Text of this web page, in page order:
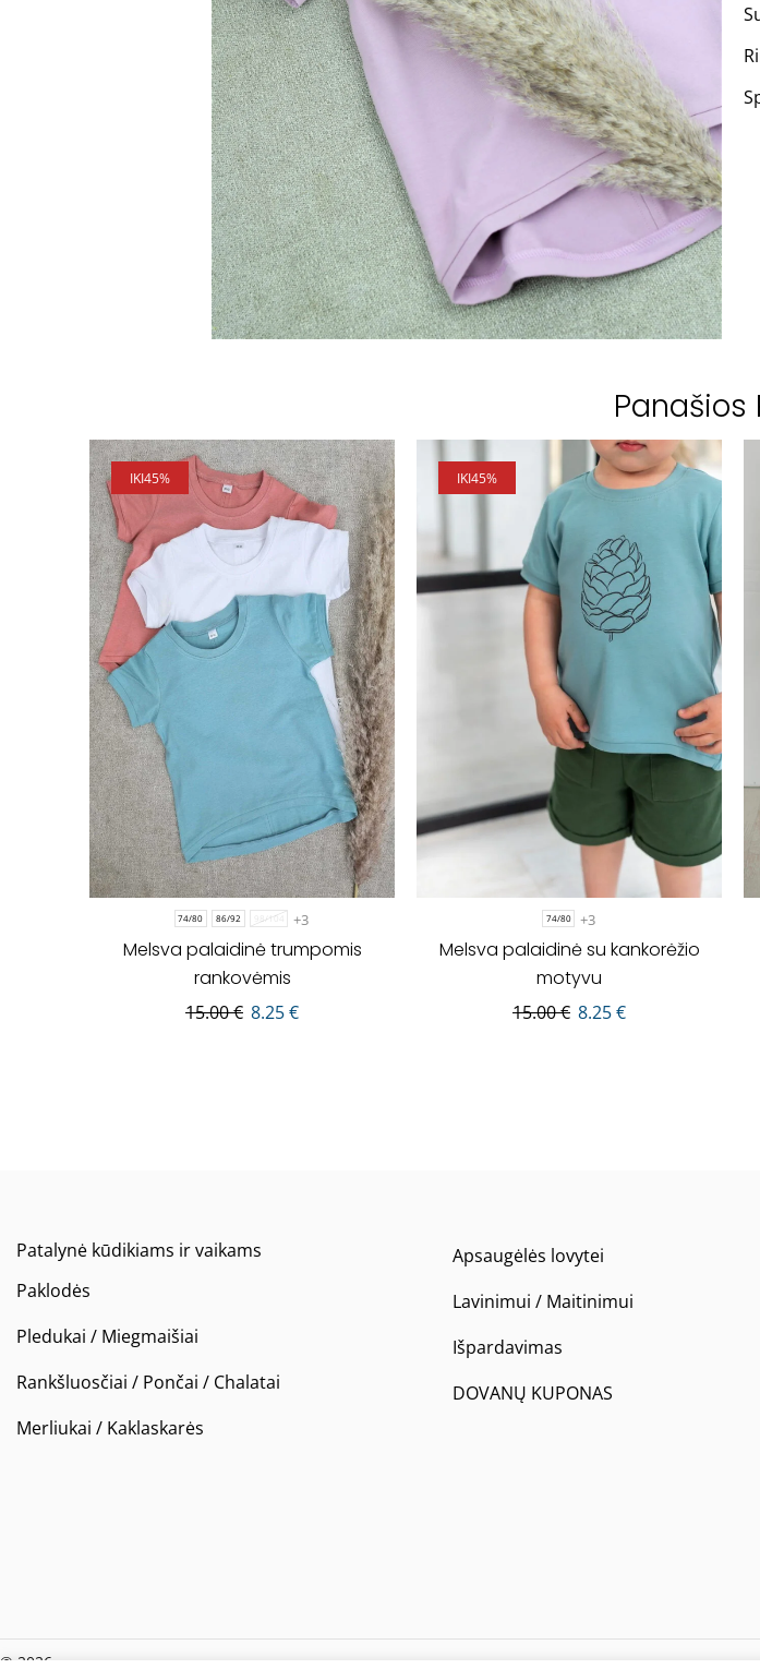
Panašios
IKI45%
74/80 86/92 98/104 +3
Melsva palaidinė trumpomis
rankovėmis
15.00€ 8.25€
IKI45%
74/80 +3
Melsva palaidinė su kankorėžio
motyvu
15.00€ 8.25€
Patalynė kūdikiams ir vaikams
Paklodės
Pledukai / Miegmaišiai
Rankšluosčiai / Pončai / Chalatai
Merliukai / Kaklaskarės
Apsaugėlės lovytei
Lavinimui / Maitinimui
Išpardavimas
DOVANŲ KUPONAS
© 2026